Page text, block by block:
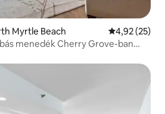
Myrtle Beach Átlagos
4,92 (25)
menedék Cherry Grove-ban